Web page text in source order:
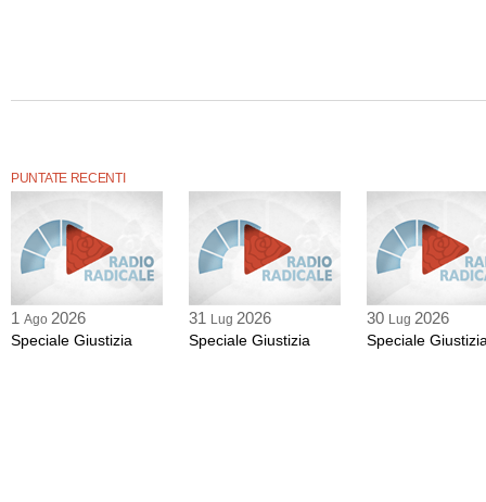
PUNTATE RECENTI
1 Ago 2026
Speciale Giustizia
31 Lug 2026
Speciale Giustizia
30 Lug 2026
Speciale